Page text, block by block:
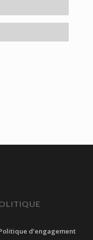
d’engagement